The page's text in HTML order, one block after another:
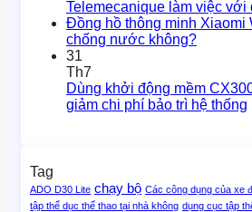
Telemecanique làm việc với
Đồng hồ thông minh Xiaomi
chống nước không?
31
Th7
Dùng khởi động mềm
giảm chi phí bảo trì hệ thống
Tag
ADO D30 Lite chạy bộ Các công dụng của xe
tập thể dục thể thao tại nhà không dụng cục tập